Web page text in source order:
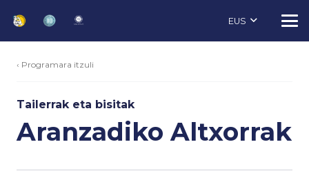
EUS
‹ Programara itzuli
Tailerrak eta bisitak
Aranzadiko Altxorrak